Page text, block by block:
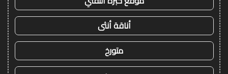
أناقة أنثى
متورخ